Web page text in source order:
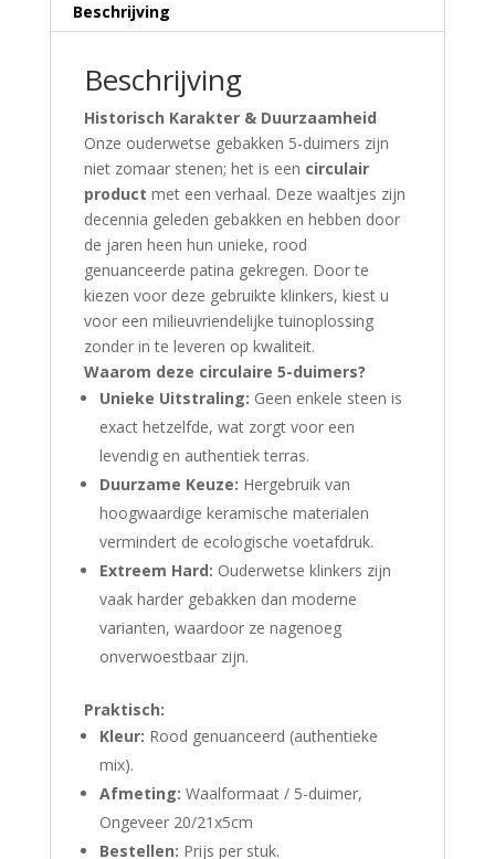
Beschrijving
Beschrijving
Historisch Karakter & Duurzaamheid
Onze ouderwetse gebakken 5-duimers zijn
niet zomaar stenen; het is een circulair
product met een verhaal. Deze waaltjes zijn
decennia geleden gebakken en hebben door
de jaren heen hun unieke, rood
genuanceerde patina gekregen. Door te
kiezen voor deze gebruikte klinkers, kiest u
voor een milieuvriendelijke tuinoplossing
zonder in te leveren op kwaliteit.
Waarom deze circulaire 5-duimers?
Unieke Uitstraling: Geen enkele steen is
exact hetzelfde, wat zorgt voor een
levendig en authentiek terras.
Duurzame Keuze: Hergebruik van
hoogwaardige keramische materialen
vermindert de ecologische voetafdruk.
Extreem Hard: Ouderwetse klinkers zijn
vaak harder gebakken dan moderne
varianten, waardoor ze nagenoeg
onverwoestbaar zijn.
Praktisch:
Kleur: Rood genuanceerd (authentieke
mix).
Afmeting: Waalformaat / 5-duimer,
Ongeveer 20/21x5cm
Bestellen: Prijs per stuk.